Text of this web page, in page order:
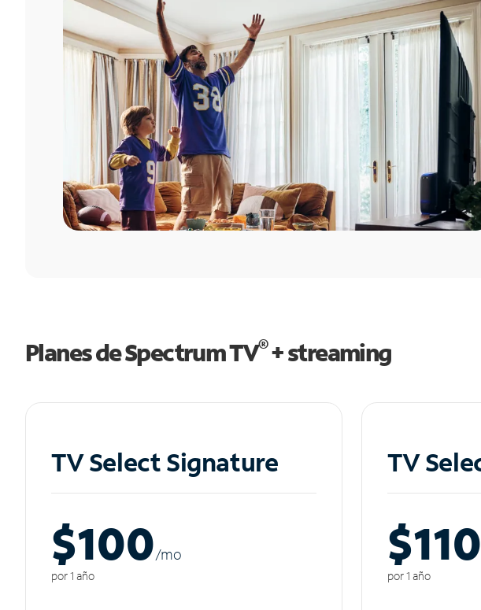
Planes de Spectrum TV®+ streaming
TV Select Signature
$100/mo
por 1 año
TV
$110
por 1 año